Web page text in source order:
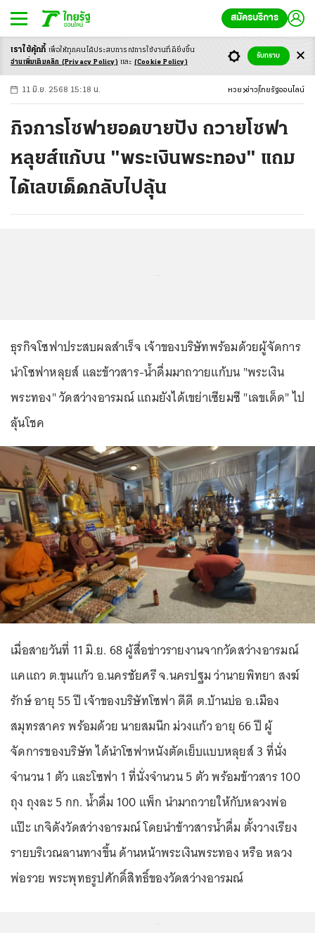
สมัครบริการ
-ก ก ก+
11 มิ.ย. 2568 15:18 น. หวย ข่าว ไทยรัฐออนไลน์
กิจการโซฟายอดขายปัง ถวายโซฟา
หลุยส์แก้บน "พระเงินพระทอง" แถม
ได้เลขเด็ดกลับไปลุ้น
ธุรกิจโซฟาประสบผลสำเร็จ เจ้าของบริษัทพร้อมด้วยผู้จัดการ
นำโซฟาหลุยส์ และข้าวสาร-น้ำดื่มมาถวายแก้บน "พระเงิน
พระทอง" วัดสว่างอารมณ์ แถมยังได้เขย่าเซียมซี "เลขเด็ด" ไป
ลุ้นโชค
เมื่อสายวันที่ 11 มิ.ย. 68 ผู้สื่อข่าวรายงานจากวัดสว่างอารมณ์
แคแถว ต.ขุนแก้ว อ.นครชัยศรี จ.นครปฐม ว่านายพิทยา สงฆ์
รักษ์ อายุ 55 ปี เจ้าของบริษัทโซฟา ดีดี ต.บ้านบ่อ อ.เมือง
สมุทรสาคร พร้อมด้วย นายสมนึก ม่วงแก้ว อายุ 66 ปี ผู้
จัดการของบริษัท ได้นำโซฟาหนังตัดเย็บแบบหลุยส์ 3 ที่นั่ง
จำนวน 1 ตัว และโซฟา 1 ที่นั่งจำนวน 5 ตัว พร้อมข้าวสาร 100
ถุง ถุงละ 5 กก. น้ำดื่ม 100 แพ็ก นำมาถวายให้กับหลวงพ่อ
แป๊ะ เกจิดังวัดสว่างอารมณ์ โดยนำข้าวสารน้ำดื่ม ตั้งวางเรียง
รายบริเวณลานทางขึ้น ด้านหน้าพระเงินพระทอง หรือ หลวง
พ่อรวย พระพุทธรูปศักดิ์สิทธิ์ของวัดสว่างอารมณ์
เราใช้คุ้กกี้ เพื่อให้ทุกคนได้ประสบการณ์การใช้งานที่ดียิ่งขึ้น
อ่านเพิ่มเติมคลิก (Privacy Policy) และ (Cookie Policy)
รับทราบ